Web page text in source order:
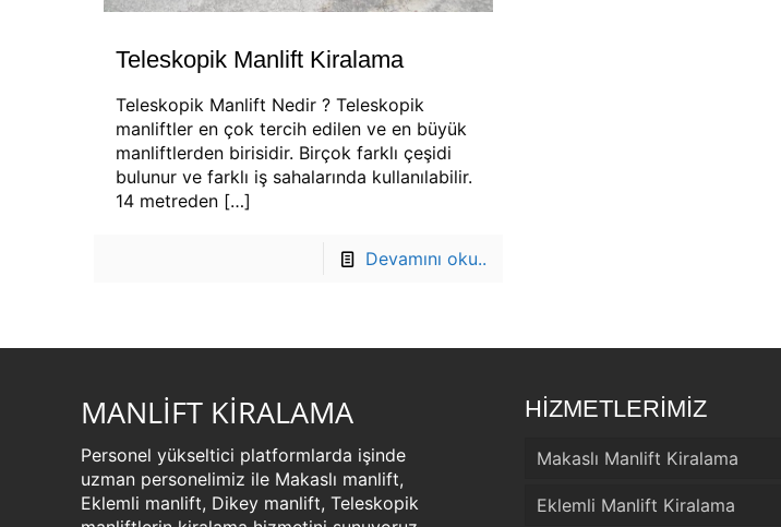
Teleskopik Manlift Kiralama
Teleskopik Manlift Nedir ? Teleskopik
manliftler en çok tercih edilen ve en büyük
manliftlerden birisidir. Birçok farklı çeşidi
bulunur ve farklı iş sahalarında kullanılabilir.
14 metreden[…]
Devamını oku..
MANLİFT KİRALAMA
Personel yükseltici platformlarda işinde
uzman personelimiz ile Makaslı manlift,
Eklemli manlift, Dikey manlift, Teleskopik
HİZMETLERİMİZ
Makaslı Manlift Kiralama
Eklemli Manlift Kiralama